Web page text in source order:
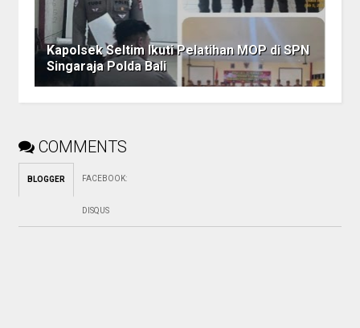
Kapolsek Seltim Ikuti Pelatihan MOP di SPN
Singaraja Polda Bali
COMMENTS
BLOGGER FACEBOOK:
DISQUS